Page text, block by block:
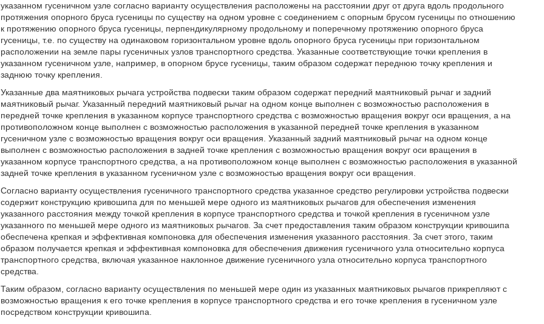
указанном гусеничном узле согласно варианту осуществления расположены на расстоянии друг от друга вдоль продольного
протяжения опорного бруса гусеницы по существу на одном уровне с соединением с опорным брусом гусеницы по отношению
к протяжению опорного бруса гусеницы, перпендикулярному продольному и поперечному протяжению опорного бруса
гусеницы, т.е. по существу на одинаковом горизонтальном уровне вдоль опорного бруса гусеницы при горизонтальном
расположении на земле пары гусеничных узлов транспортного средства. Указанные соответствующие точки крепления в
указанном гусеничном узле, например, в опорном брусе гусеницы, таким образом содержат переднюю точку крепления и
заднюю точку крепления.
Указанные два маятниковых рычага устройства подвески таким образом содержат передний маятниковый рычаг и задний
маятниковый рычаг. Указанный передний маятниковый рычаг на одном конце выполнен с возможностью расположения в
передней точке крепления в указанном корпусе транспортного средства с возможностью вращения вокруг оси вращения, а на
противоположном конце выполнен с возможностью расположения в указанной передней точке крепления в указанном
гусеничном узле с возможностью вращения вокруг оси вращения. Указанный задний маятниковый рычаг на одном конце
выполнен с возможностью расположения в задней точке крепления с возможностью вращения вокруг оси вращения в
указанном корпусе транспортного средства, а на противоположном конце выполнен с возможностью расположения в указанной
задней точке крепления в указанном гусеничном узле с возможностью вращения вокруг оси вращения.
Согласно варианту осуществления гусеничного транспортного средства указанное средство регулировки устройства подвески
содержит конструкцию кривошипа для по меньшей мере одного из маятниковых рычагов для обеспечения изменения
указанного расстояния между точкой крепления в корпусе транспортного средства и точкой крепления в гусеничном узле
указанного по меньшей мере одного из маятниковых рычагов. За счет предоставления таким образом конструкции кривошипа
обеспечена крепкая и эффективная компоновка для обеспечения изменения указанного расстояния. За счет этого, таким
образом получается крепкая и эффективная компоновка для обеспечения движения гусеничного узла относительно корпуса
транспортного средства, включая указанное наклонное движение гусеничного узла относительно корпуса транспортного
средства.
Таким образом, согласно варианту осуществления по меньшей мере один из указанных маятниковых рычагов прикрепляют с
возможностью вращения к его точке крепления в корпусе транспортного средства и его точке крепления в гусеничном узле
посредством конструкции кривошипа.